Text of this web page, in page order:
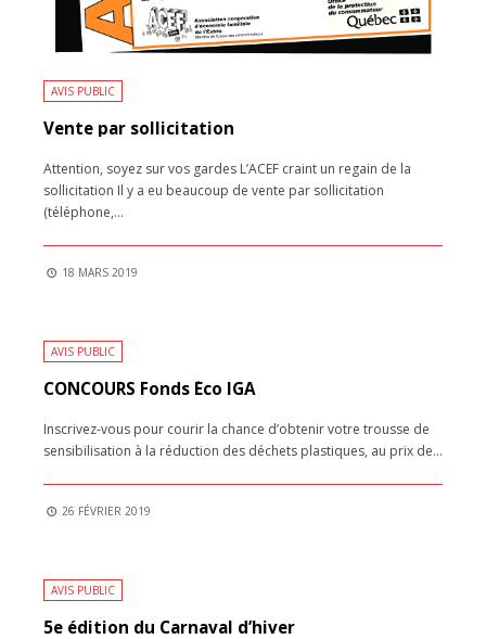
AVIS PUBLIC
Vente par sollicitation
Attention, soyez sur vos gardes L’ACEF craint un regain de la
sollicitation Il y a eu beaucoup de vente par sollicitation
(téléphone,...
18 MARS 2019
AVIS PUBLIC
CONCOURS Fonds Éco IGA
Inscrivez-vous pour courir la chance d’obtenir votre trousse de
sensibilisation à la réduction des déchets plastiques, au prix de...
26 FÉVRIER 2019
AVIS PUBLIC
5e édition du Carnaval d’hiver